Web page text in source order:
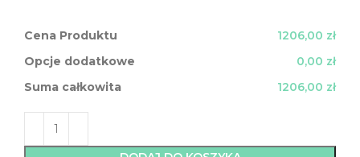
Cena Produktu
1206,00 zł
Opcje dodatkowe
0,00 zł
Suma całkowita
1206,00 zł